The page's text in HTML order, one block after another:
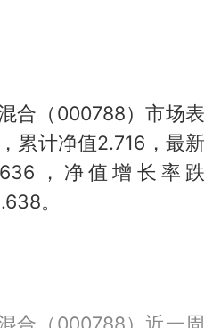
合（000788）市场表
累计净值2.716，最新
，净值增长率跌
。